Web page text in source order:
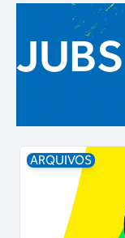
ARQUIVOS